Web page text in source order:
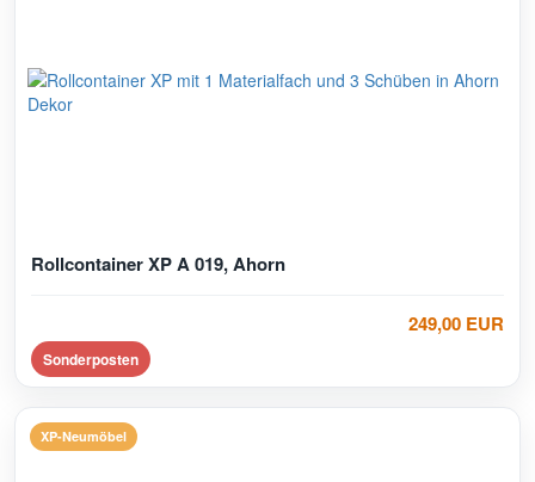
Rollcontainer XP A 019, Ahorn
249,00 EUR
Sonderposten
XP-Neumöbel